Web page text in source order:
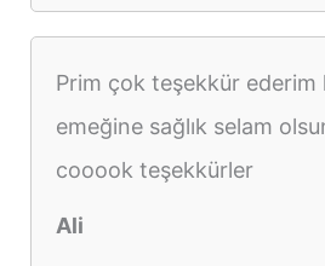
Prim çok teşekkür ederim
emeğine sağlık selam
cooook teşekkürler
Ali